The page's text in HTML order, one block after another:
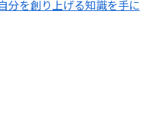
分を創り上げる知識を手に